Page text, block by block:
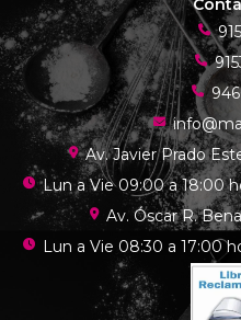
Av. Javier Prado
Lun a Vie 09:00 a 18:00
Av. Óscar R.
Lun a Vie 08:30 a 17:00